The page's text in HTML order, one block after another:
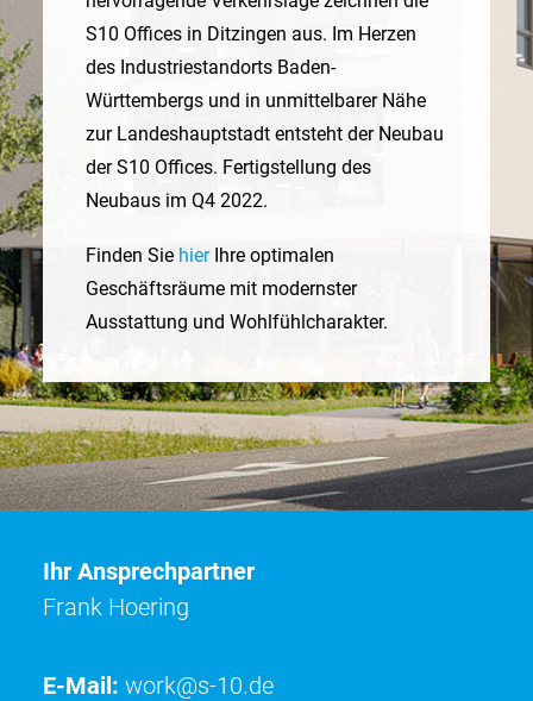
S10 Offices in Ditzingen aus. Im Herzen
des Industriestandorts Baden-
Württembergs und in unmittelbarer Nähe
zur Landeshauptstadt entsteht der Neubau
der S10 Offices. Fertigstellung des
Neubaus im Q4 2022.
Finden Sie hierIhre optimalen
Geschäftsräume mit modernster
Ausstattung und Wohlfühlcharakter.
Ihr Ansprechpartner
Frank Hoering
E-Mail: work@s-10.de